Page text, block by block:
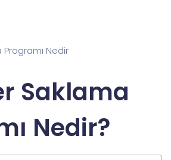
Saklama
Nedir?